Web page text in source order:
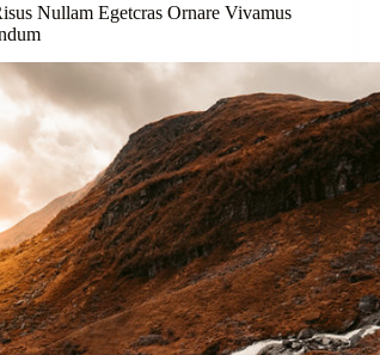
Nullam Egetcras Ornare Vivamus